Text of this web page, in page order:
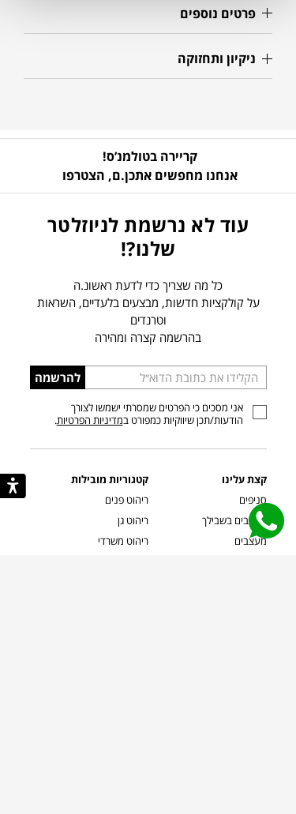
פרטים נוספים
ניקיון ותחזוקה
קריירה בטולמנ’ס!
אנחנו מחפשים אתכן.ם, הצטרפו
עוד לא נרשמת לניוזלטר
שלנו?!
כל מה שצריך כדי לדעת ראשונ.ה
על קולקציות חדשות, מבצעים בלעדיים, השראות
וטרנדים
בהרשמה קצרה ומהירה
הכניסו
כתובת
דוא”ל
להרשמה
אני מסכים כי הפרטים שמסרתי ישמשו לצורך
הודעות/תכן שיווקיות כמפורט במדיניות הפרטיות.
קצת עלינו
סניפים
מעצבים בשבילך
מעצבים
קטגוריות מובילות
ריהוט פנים
ריהוט גן
ריהוט משרדי